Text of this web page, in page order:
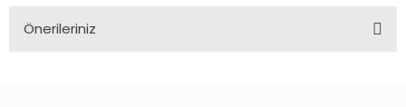
Önerileriniz